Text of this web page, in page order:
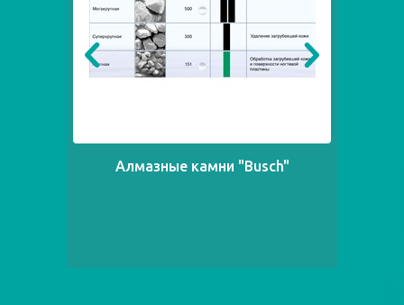
Алмазные камни "Busch"